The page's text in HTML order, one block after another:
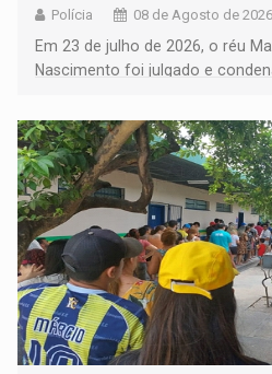
Polícia 08 de Agosto de
Em 23 de julho de 2026, o réu
Nascimento foi julgado e